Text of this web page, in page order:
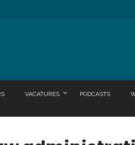
VACATURES PODCASTS